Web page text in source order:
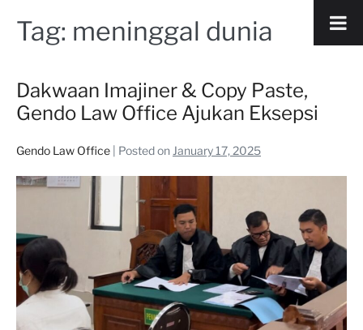
Tag: meninggal dunia
Dakwaan Imajiner & Copy Paste,
Gendo Law Office Ajukan Eksepsi
Gendo Law Office Posted on January 17, 2025